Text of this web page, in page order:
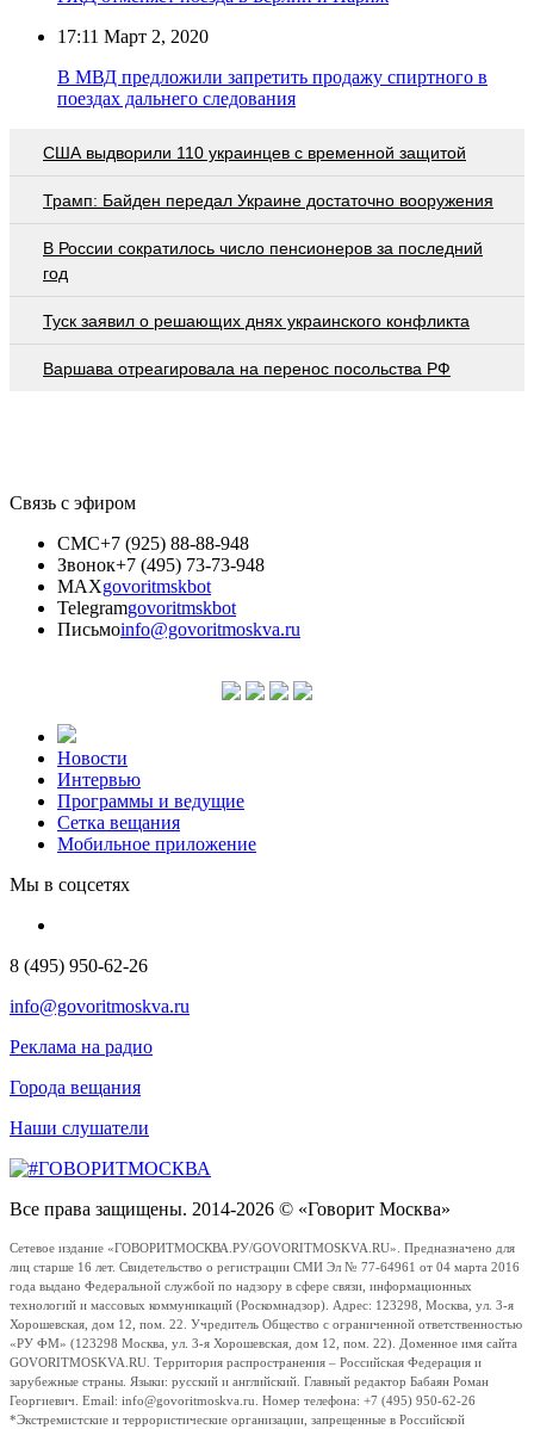
17:11 Март 2, 2020
В МВД предложили запретить продажу спиртного в
поездах дальнего следования
США выдворили 110 украинцев с временной защитой
Трамп: Байден передал Украине достаточно вооружения
В России сократилось число пенсионеров за последний
год
Туск заявил о решающих днях украинского конфликта
Варшава отреагировала на перенос посольства РФ
Связь с эфиром
СМС+7 (925) 88-88-948
Звонок+7 (495) 73-73-948
MAXgovoritmskbot
Telegramgovoritmskbot
Письмоinfo@govoritmoskva.ru
Новости
Интервью
Программы и ведущие
Сетка вещания
Мобильное приложение
Мы в соцсетях
8 (495) 950-62-26
info@govoritmoskva.ru
Реклама на радио
Города вещания
Наши слушатели
Все права защищены. 2014-2026 © «Говорит Москва»
Сетевое издание «ГОВОРИТМОСКВА.РУ/GOVORITMOSKVA.RU». Предназначено для
лиц старше 16 лет. Свидетельство о регистрации СМИ Эл № 77-64961 от 04 марта 2016
года выдано Федеральной службой по надзору в сфере связи, информационных
технологий и массовых коммуникаций (Роскомнадзор). Адрес: 123298, Москва, ул. 3-я
Хорошевская, дом 12, пом. 22. Учредитель Общество с ограниченной ответственностью
«РУ ФМ» (123298 Москва, ул. 3-я Хорошевская, дом 12, пом. 22). Доменное имя сайта
GOVORITMOSKVA.RU. Территория распространения – Российская Федерация и
зарубежные страны. Языки: русский и английский. Главный редактор Бабаян Роман
Георгиевич. Email: info@govoritmoskva.ru. Номер телефона: +7 (495) 950-62-26
*Экстремистские и террористические организации, запрещенные в Российской